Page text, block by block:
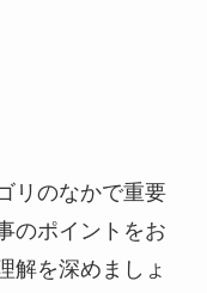
リのなかで重要
のポイントをお
解を深めましょ